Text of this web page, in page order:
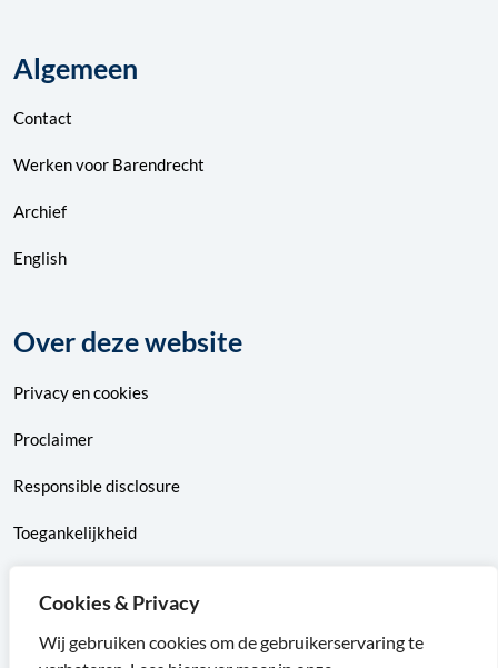
Cookies & Privacy
Wij gebruiken cookies om de gebruikerservaring te
Algemeen
Contact
Werken voor Barendrecht
Archief
English
Over deze website
Privacyencookies
Proclaimer
Responsible disclosure
Toegankelijkheid